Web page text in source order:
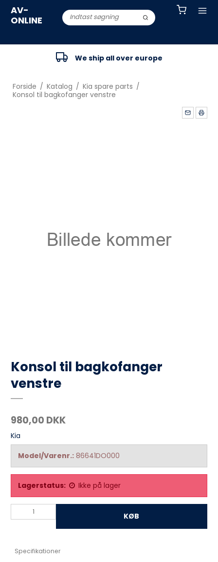
AV-
ONLINE
We ship all over europe
Forside / Katalog / Kia spare parts /
Konsol til bagkofanger venstre
Konsol til bagkofanger
venstre
980,00 DKK
Kia
Model/Varenr.: 86641DO000
Lagerstatus: Ikke på lager
KØB
Specifikationer